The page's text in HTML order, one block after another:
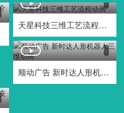
天星科技三维工艺流程动画
顺动广告 新时达人形机器人三维动画